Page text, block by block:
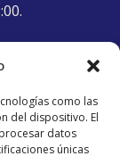
como las
del dispositivo. El
datos
únicas